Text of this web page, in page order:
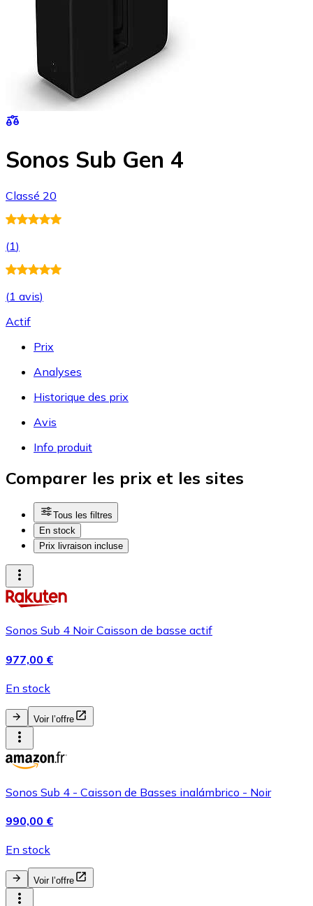
Sonos Sub Gen 4
Classé 20
(1)
(1 avis)
Actif
Prix
Analyses
Historique des prix
Avis
Info produit
Comparer les prix et les sites
Tous les filtres
En stock
Prix livraison incluse
Sonos Sub 4 Noir Caisson de basse actif
977,00 €
En stock
Voir l’offre
Sonos Sub 4 - Caisson de Basses inalámbrico - Noir
990,00 €
En stock
Voir l’offre